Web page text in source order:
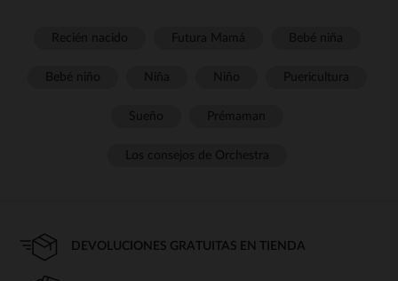
DEVOLUCIONES GRATUITAS EN TIENDA